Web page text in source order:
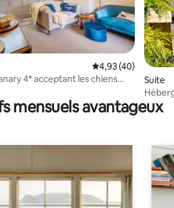
la base de 38 commentaires : 4,89 sur 5
Évaluation
4,93 (40)
4* acceptant les chiens
Suite
mensuels avantageux